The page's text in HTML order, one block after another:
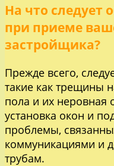
На что следует
при приеме
застройщика?
Прежде всего,
такие как трещины
пола и их неровная
установка окон и
проблемы,
коммуникациями и
трубам.